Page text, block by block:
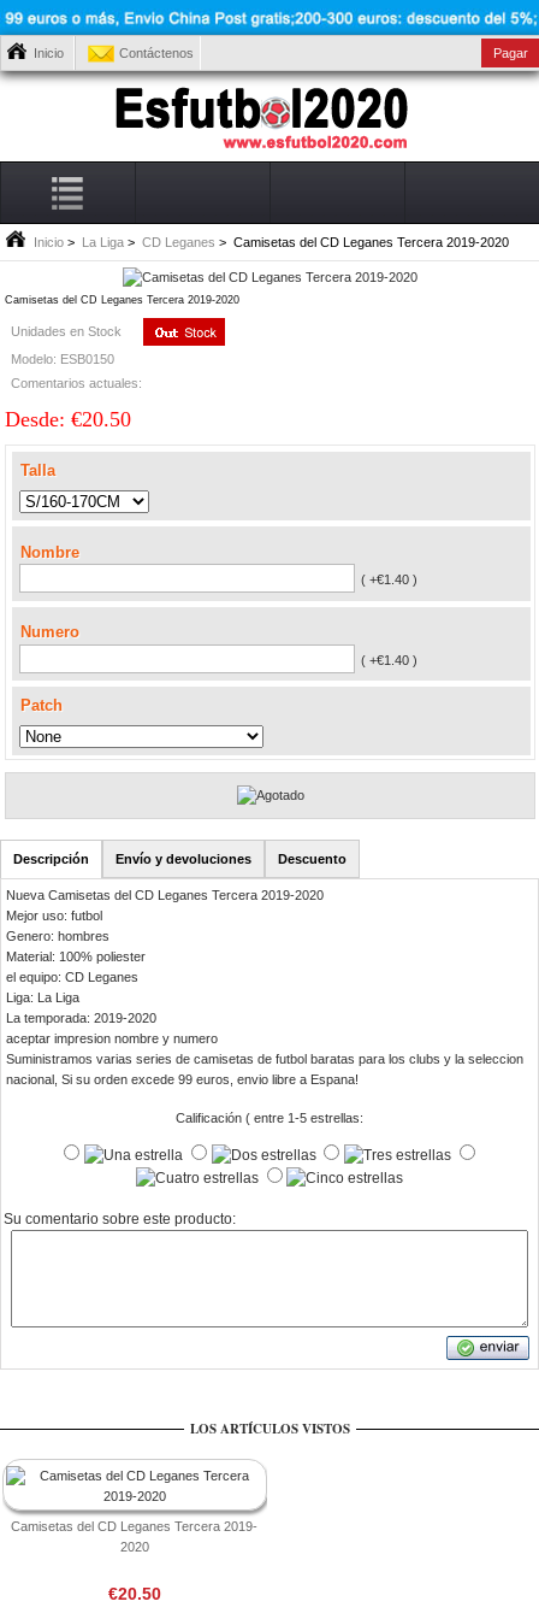
Inicio Contáctenos Pagar
Inicio > La Liga > CD Leganes > Camisetas del CD Leganes Tercera 2019-2020
Camisetas del CD Leganes Tercera 2019-2020
Unidades en Stock
Modelo: ESB0150
Comentarios actuales:
Desde: €20.50
Talla
Nombre
( +€1.40 )
Numero
( +€1.40 )
Patch
Descripción Envío y devoluciones Descuento
Nueva Camisetas del CD Leganes Tercera 2019-2020
Mejor uso: futbol
Genero: hombres
Material: 100% poliester
el equipo: CD Leganes
Liga: La Liga
La temporada: 2019-2020
aceptar impresion nombre y numero
Suministramos varias series de camisetas de futbol baratas para los clubs y la seleccion
nacional, Si su orden excede 99 euros, envio libre a Espana!
Calificación ( entre 1-5 estrellas:
Su comentario sobre este producto:
LOS ARTÍCULOS VISTOS
Camisetas del CD Leganes Tercera 2019-
2020
€20.50